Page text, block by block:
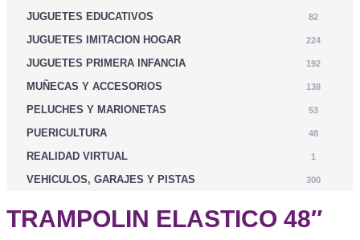
JUGUETES EDUCATIVOS 82
JUGUETES IMITACION HOGAR 224
JUGUETES PRIMERA INFANCIA 192
MUÑECAS Y ACCESORIOS 138
PELUCHES Y MARIONETAS 53
PUERICULTURA 48
REALIDAD VIRTUAL 1
VEHICULOS, GARAJES Y PISTAS 300
TRAMPOLIN ELASTICO 48″